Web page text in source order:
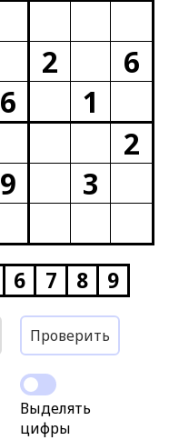
2
6
6
1
2
9
3
6 7 8 9
Проверить
Выделять
цифры